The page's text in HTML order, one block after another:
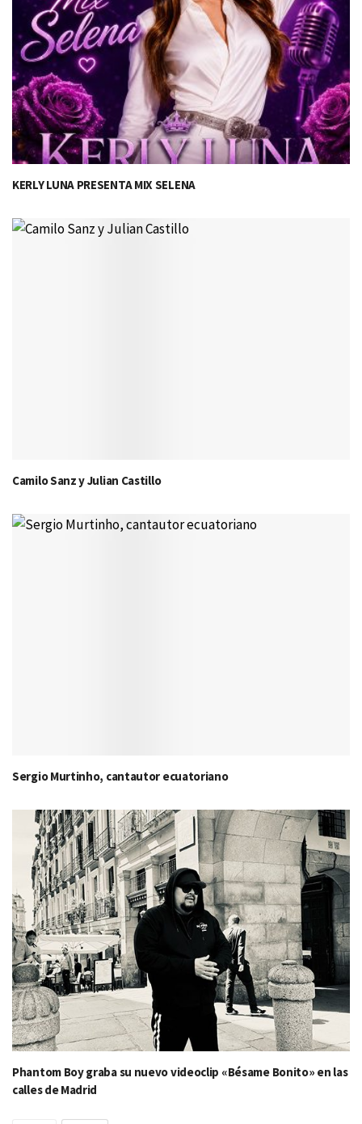
KERLY LUNA PRESENTA MIX SELENA
Camilo Sanz y Julian Castillo
Sergio Murtinho, cantautor ecuatoriano
Phantom Boy graba su nuevo videoclip «Bésame Bonito» en las
calles de Madrid